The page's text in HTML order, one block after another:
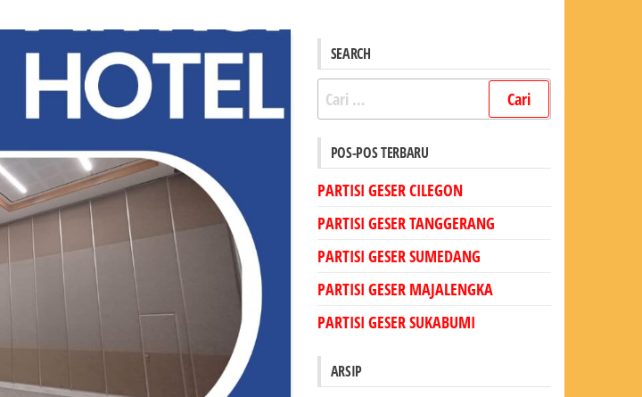
SEARCH
Cari
untuk:
POS-POS TERBARU
PARTISI GESER CILEGON
PARTISI GESER TANGGERANG
PARTISI GESER SUMEDANG
PARTISI GESER MAJALENGKA
PARTISI GESER SUKABUMI
ARSIP